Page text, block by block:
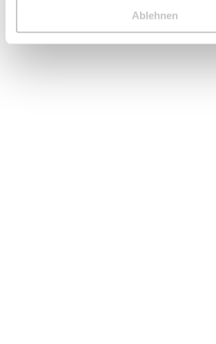
Ablehnen